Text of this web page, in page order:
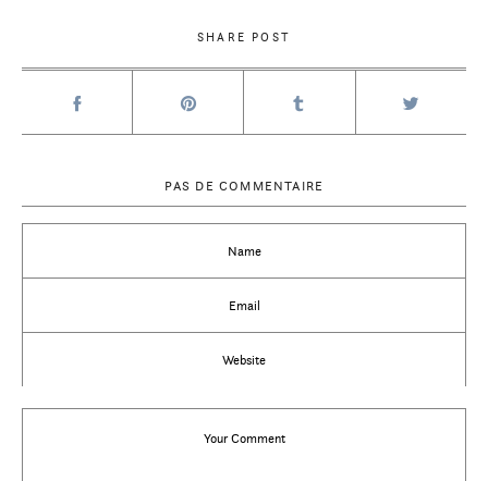
SHARE POST
PAS DE COMMENTAIRE